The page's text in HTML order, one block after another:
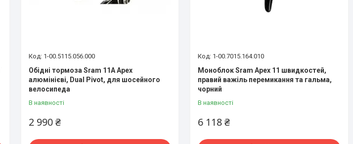
1-00.5115.056.000
Обідні тормоза Sram 11A Apex
алюмінієві, Dual Pivot, для шосейного
велосипеда
В наявності
2 990 ₴
1-00.7015.164.010
Моноблок Sram Apex 11 швидкостей,
правий важіль перемикання та гальма,
чорний
В наявності
6 118 ₴